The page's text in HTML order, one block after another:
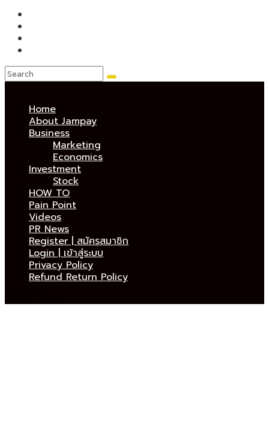
Home
About Jampay
Business
Marketing
Economics
Investment
Stock
HOW TO
Pain Point
Videos
PR News
Register | สมัครสมาชิก
Login | เข้าสู่ระบบ
Privacy Policy
Refund Return Policy